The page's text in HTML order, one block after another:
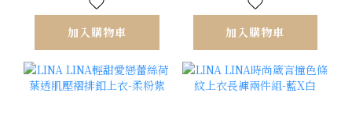
加入購物車 加入購物車